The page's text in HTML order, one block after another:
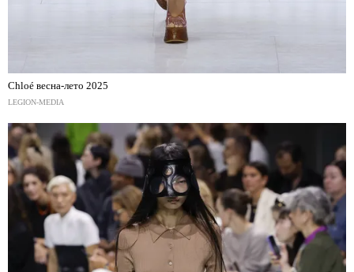
Chloé весна-лето 2025
LEGION-MEDIA